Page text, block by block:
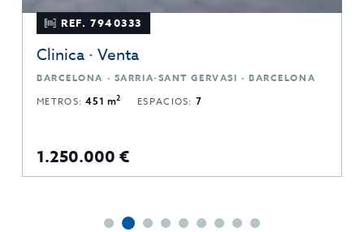
REF. 7940333
Clinica · Venta
BARCELONA · SARRIA-SANT GERVASI · BARCELONA
METROS:451 m2 ESPACIOS:7
1.250.000 €